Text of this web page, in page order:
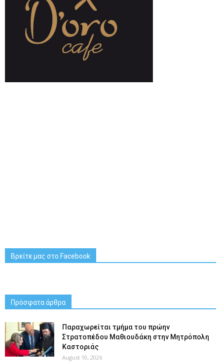
Βρείτε μας στο Facebook
Πρόσφατα άρθρα
Παραχωρείται τμήμα του πρώην
Στρατοπέδου Μαθιουδάκη στην Μητρόπολη
Καστοριάς
August 10, 2026